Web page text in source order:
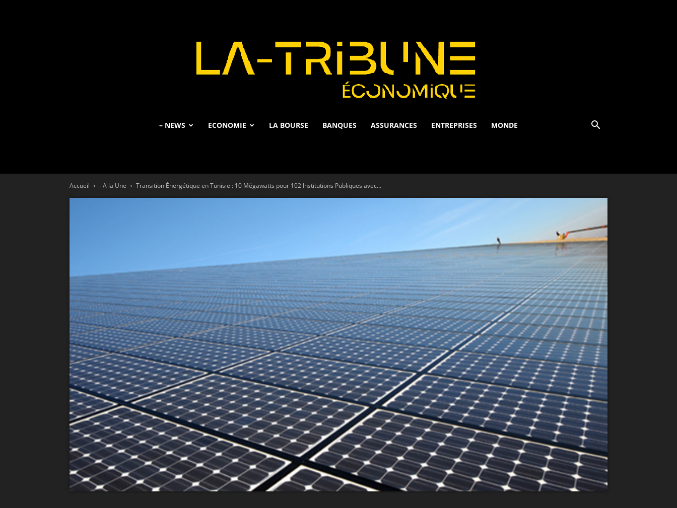
– NEWS ECONOMIE LA BOURSE BANQUES ASSURANCES ENTREPRISES MONDE
Accueil - A la Une Transition Énergétique en Tunisie : 10 Mégawatts pour 102 Institutions Publiques avec...